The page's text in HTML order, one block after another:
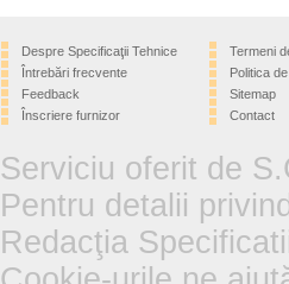
Despre Specificaţii Tehnice
Întrebări frecvente
Feedback
Înscriere furnizor
Termeni
Politica
Sitemap
Contact
Serviciu oferit de
Pentru detalii
Redacţia